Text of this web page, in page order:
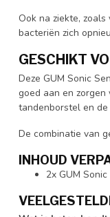
Ook na ziekte,
bacteriën zich
GESCHIKT
Deze GUM Sonic
goed aan en
tandenborstel en
De combinatie van
INHOUD
2x GUM